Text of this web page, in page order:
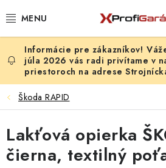
na
REALIZÁCIE & RIEŠENIA
AKCIE A NOVINKY
NÁRADIE PODĽA TYPU OPRAVY
júla 2026 vás radi privítame v
priestoroch na adrese
Škoda RAPID
Lakťová opierka
čierna, textilný